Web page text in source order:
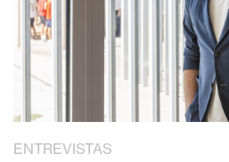
ENTREVISTAS